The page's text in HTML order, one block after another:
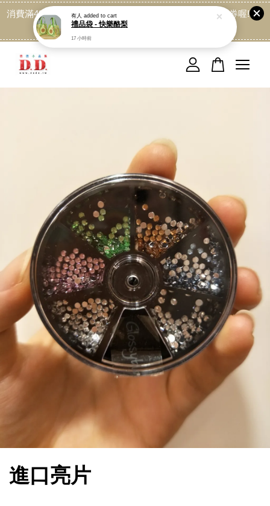
消費滿499免運喔, 記得加LINE:@dede168 領取專屬折扣券喔!
點我
進口亮片
您的購物車目前還是空的。